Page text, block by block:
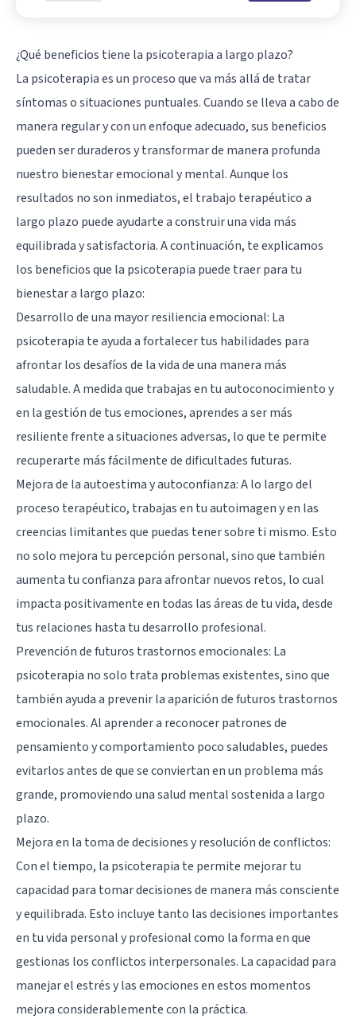
¿Qué beneficios tiene la psicoterapia a largo plazo?
La psicoterapia es un proceso que va más allá de tratar
síntomas o situaciones puntuales. Cuando se lleva a cabo de
manera regular y con un enfoque adecuado, sus beneficios
pueden ser duraderos y transformar de manera profunda
nuestro bienestar emocional y mental. Aunque los
resultados no son inmediatos, el trabajo terapéutico a
largo plazo puede ayudarte a construir una vida más
equilibrada y satisfactoria. A continuación, te explicamos
los beneficios que la psicoterapia puede traer para tu
bienestar a largo plazo:
Desarrollo de una mayor resiliencia emocional: La
psicoterapia te ayuda a fortalecer tus habilidades para
afrontar los desafíos de la vida de una manera más
saludable. A medida que trabajas en tu autoconocimiento y
en la gestión de tus emociones, aprendes a ser más
resiliente frente a situaciones adversas, lo que te permite
recuperarte más fácilmente de dificultades futuras.
Mejora de la autoestima y autoconfianza: A lo largo del
proceso terapéutico, trabajas en tu autoimagen y en las
creencias limitantes que puedas tener sobre ti mismo. Esto
no solo mejora tu percepción personal, sino que también
aumenta tu confianza para afrontar nuevos retos, lo cual
impacta positivamente en todas las áreas de tu vida, desde
tus relaciones hasta tu desarrollo profesional.
Prevención de futuros trastornos emocionales: La
psicoterapia no solo trata problemas existentes, sino que
también ayuda a prevenir la aparición de futuros trastornos
emocionales. Al aprender a reconocer patrones de
pensamiento y comportamiento poco saludables, puedes
evitarlos antes de que se conviertan en un problema más
grande, promoviendo una salud mental sostenida a largo
plazo.
Mejora en la toma de decisiones y resolución de conflictos:
Con el tiempo, la psicoterapia te permite mejorar tu
capacidad para tomar decisiones de manera más consciente
y equilibrada. Esto incluye tanto las decisiones importantes
en tu vida personal y profesional como la forma en que
gestionas los conflictos interpersonales. La capacidad para
manejar el estrés y las emociones en estos momentos
mejora considerablemente con la práctica.